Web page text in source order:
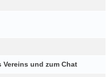
Vereins und zum Chat